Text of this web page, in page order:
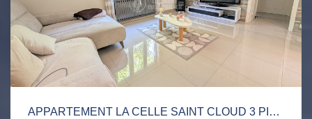
APPARTEMENT LA CELLE SAINT CLOUD 3 PIÈCE(S) 71 M2